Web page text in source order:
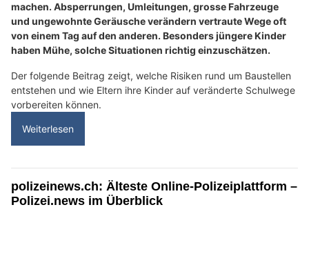
machen. Absperrungen, Umleitungen, grosse Fahrzeuge
und ungewohnte Geräusche verändern vertraute Wege oft
von einem Tag auf den anderen. Besonders jüngere Kinder
haben Mühe, solche Situationen richtig einzuschätzen.
Der folgende Beitrag zeigt, welche Risiken rund um Baustellen
entstehen und wie Eltern ihre Kinder auf veränderte Schulwege
vorbereiten können.
Weiterlesen
polizeinews.ch: Älteste Online-Polizeiplattform –
Polizei.news im Überblick